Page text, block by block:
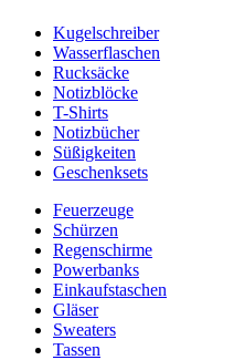
Kugelschreiber
Wasserflaschen
Rucksäcke
Notizblöcke
T-Shirts
Notizbücher
Süßigkeiten
Geschenksets
Feuerzeuge
Schürzen
Regenschirme
Powerbanks
Einkaufstaschen
Gläser
Sweaters
Tassen